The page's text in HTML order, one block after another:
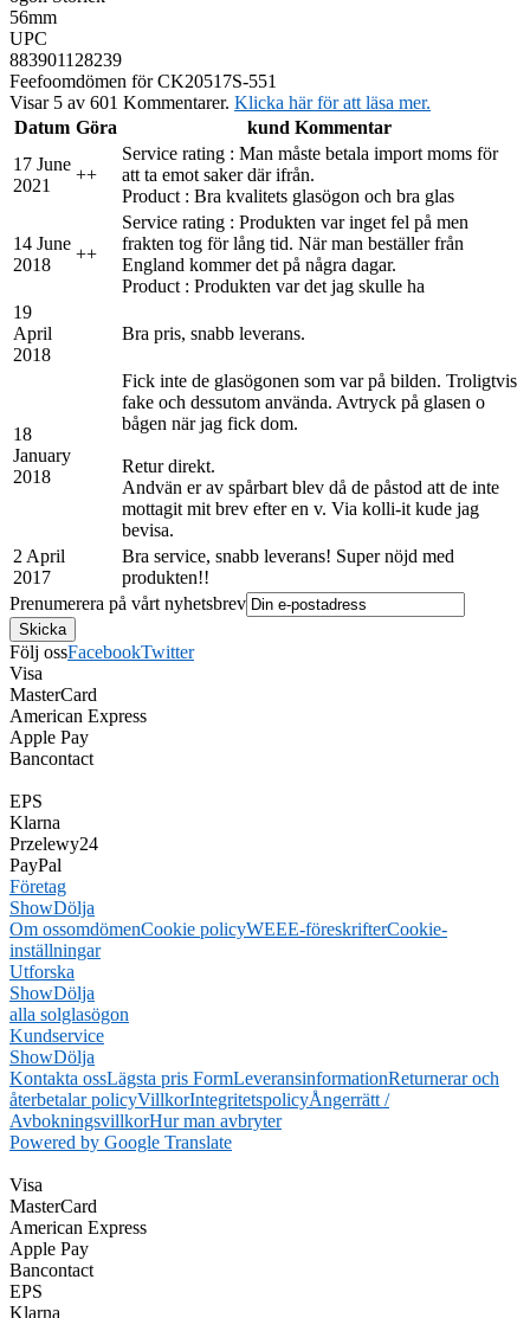
56mm
UPC
883901128239
Feefoomdömen för CK20517S-551
Visar 5 av 601 Kommentarer. Klicka här för att läsa mer.
Datum Göra
kund Kommentar
17 June
2021
++
Service rating : Man måste betala import moms för
att ta emot saker där ifrån.
Product : Bra kvalitets glasögon och bra glas
14 June
2018
++
Service rating : Produkten var inget fel på men
frakten tog för lång tid. När man beställer från
England kommer det på några dagar.
Product : Produkten var det jag skulle ha
19
April
2018
Bra pris, snabb leverans.
18
January
2018
Fick inte de glasögonen som var på bilden. Troligtvis
fake och dessutom använda. Avtryck på glasen o
bågen när jag fick dom.
Retur direkt.
Andvän er av spårbart blev då de påstod att de inte
mottagit mit brev efter en v. Via kolli-it kude jag
bevisa.
2 April
2017
Bra service, snabb leverans! Super nöjd med
produkten!!
Prenumerera på vårt nyhetsbrev
Följ ossFacebookTwitter
Visa
MasterCard
American Express
Apple Pay
Bancontact
EPS
Klarna
Przelewy24
PayPal
Företag
ShowDölja
Om ossomdömenCookie policyWEEE-föreskrifterCookie-
inställningar
Utforska
ShowDölja
alla solglasögon
Kundservice
ShowDölja
Kontakta ossLägsta pris FormLeveransinformationReturnerar och
återbetalar policyVillkorIntegritetspolicyÅngerrätt /
AvbokningsvillkorHur man avbryter
Powered by Google Translate
Visa
MasterCard
American Express
Apple Pay
Bancontact
EPS
Klarna